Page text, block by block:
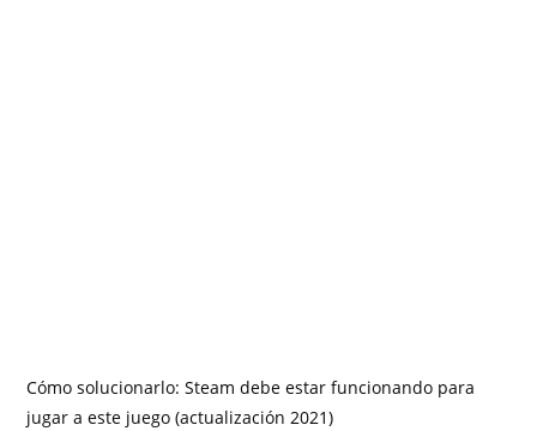
Cómo solucionarlo: Steam debe estar funcionando para
jugar a este juego (actualización 2021)